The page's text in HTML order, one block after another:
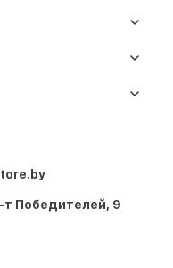
т Победителей, 9